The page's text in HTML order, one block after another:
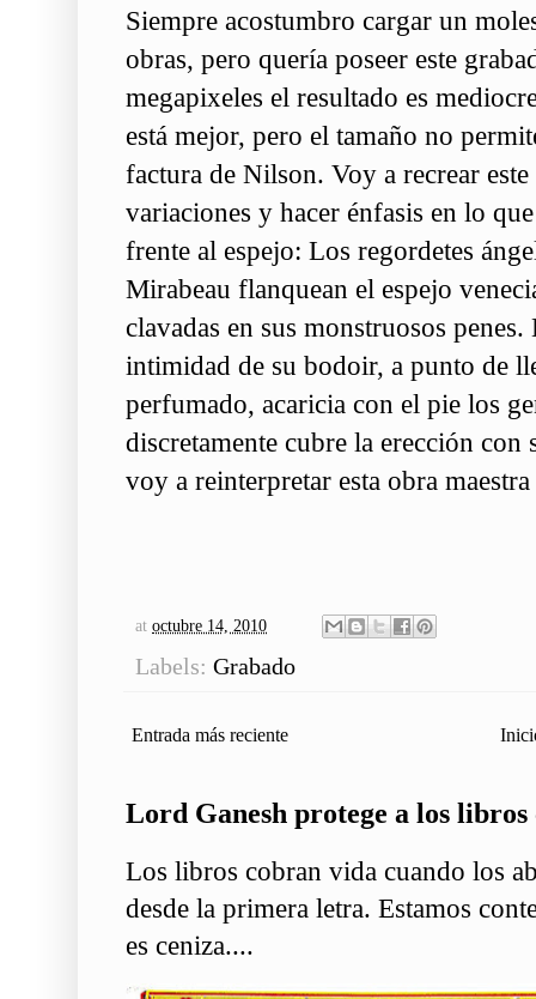
Siempre acostumbro cargar un
obras, pero quería poseer este
megapixeles el resultado es
está mejor, pero el tamaño no
factura de Nilson. Voy a recrear
variaciones y hacer énfasis en lo
frente al espejo: Los regordetes
Mirabeau flanquean el espejo
clavadas en sus monstruosos
intimidad de su bodoir, a punto de
perfumado, acaricia con el pie los
discretamente cubre la erección
voy a reinterpretar esta obra
at octubre 14, 2010
Labels: Grabado
Entrada más reciente
Lord Ganesh protege a los libros
Los libros cobran vida cuando los
desde la primera letra. Estamos
es ceniza....